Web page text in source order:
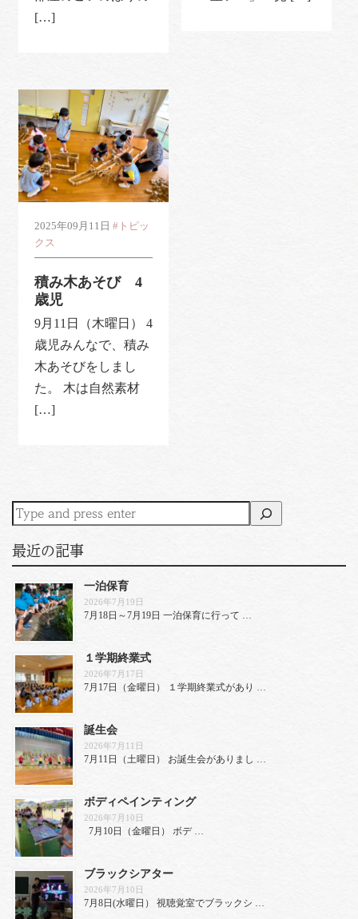
[…]
2025年09月11日 #トピッ
クス
積み木あそび 4
歳児
9月11日（木曜日） 4
歳児みんなで、積み
木あそびをしまし
た。 木は自然素材
[…]
最近の記事
一泊保育
2026年7月19日
7月18日～7月19日 一泊保育に行って …
１学期終業式
2026年7月17日
7月17日（金曜日） １学期終業式があり …
誕生会
2026年7月11日
7月11日（土曜日） お誕生会がありまし …
ボディペインティング
2026年7月10日
7月10日（金曜日） ボデ …
ブラックシアター
2026年7月10日
7月8日(水曜日） 視聴覚室でブラックシ …